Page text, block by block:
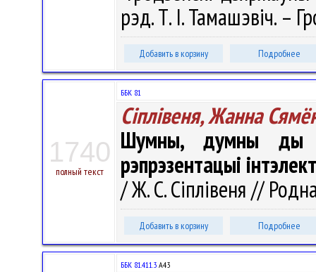
рэд. Т. І. Тамашэвіч. –
Добавить в корзину Подробнее
1740
полный текст
ББК 81
Сіплівеня, Жанна
Шумны, думны ды
рэпрэзентацыі
/ Ж. С. Сіплівеня //
Добавить в корзину Подробнее
ББК 81.411.3 А43